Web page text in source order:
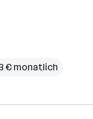
€ monatlich